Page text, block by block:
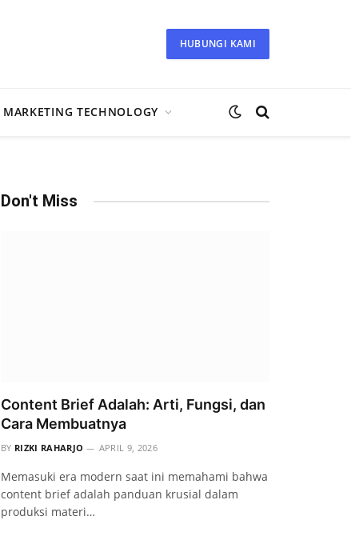
HUBUNGI KAMI
MARKETING TECHNOLOGY
Don't Miss
Content Brief Adalah: Arti, Fungsi, dan
Cara Membuatnya
BY RIZKI RAHARJO APRIL 9, 2026
Memasuki era modern saat ini memahami bahwa
content brief adalah panduan krusial dalam
produksi materi…